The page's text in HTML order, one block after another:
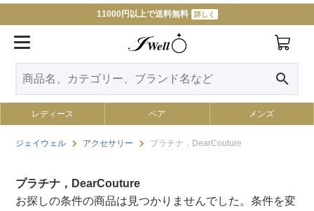
11000円以上で送料無料 詳しく
search
レディース ペア メンズ
ジェイウェル アクセサリー プラチナ，DearCouture
プラチナ，DearCouture
お探しの条件の商品は見つかりませんでした。条件を変